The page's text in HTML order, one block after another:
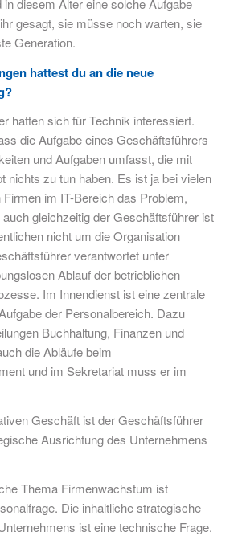
diesem Alter eine solche Aufgabe
gesagt, sie müsse noch warten, sie
Generation.
hattest du an die neue
hatten sich für Technik interessiert.
die Aufgabe eines Geschäftsführers
und Aufgaben umfasst, die mit
nichts zu tun haben. Es ist ja bei vielen
im IT-Bereich das Problem,
auch gleichzeitig der Geschäftsführer ist
nicht um die Organisation
verantwortet unter
Ablauf der betrieblichen
Im Innendienst ist eine zentrale
der Personalbereich. Dazu
Buchhaltung, Finanzen und
die Abläufe beim
und im Sekretariat muss er im
Geschäft ist der Geschäftsführer
Ausrichtung des Unternehmens
Thema Firmenwachstum ist
Die inhaltliche strategische
ist eine technische Frage.